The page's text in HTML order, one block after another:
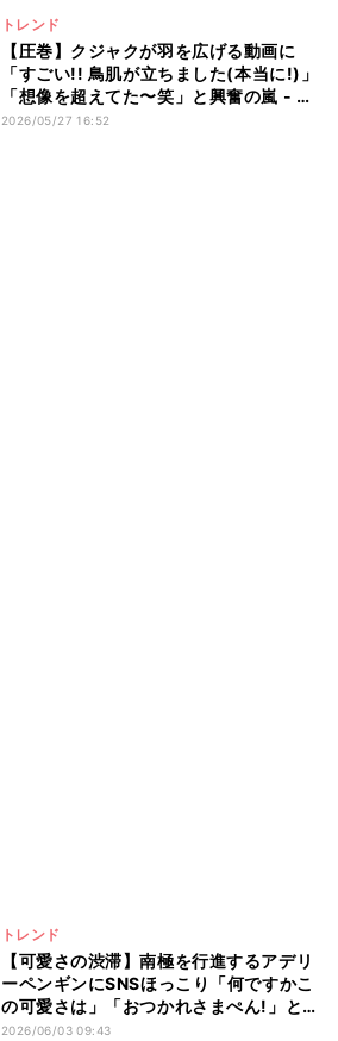
トレンド
【圧巻】クジャクが羽を広げる動画に
「すごい!! 鳥肌が立ちました(本当に!)」
「想像を超えてた〜笑」と興奮の嵐 - #
もう一度撮れと言われても撮れない写真
2026/05/27 16:52
トレンド
【可愛さの渋滞】南極を行進するアデリ
ーペンギンにSNSほっこり「何ですかこ
の可愛さは」「おつかれさまぺん!」と
1.8万いいね
2026/06/03 09:43